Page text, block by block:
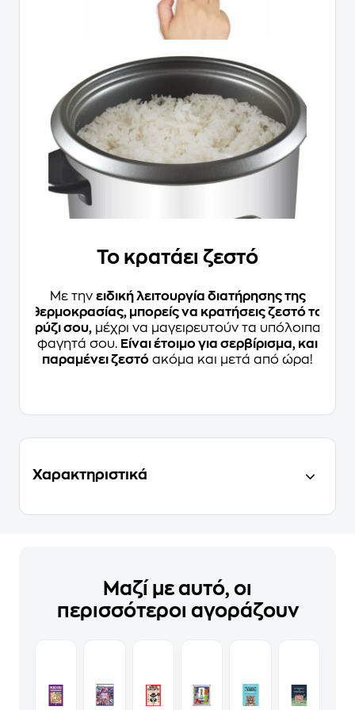
Το κρατάει ζεστό
Με την ειδική λειτουργία διατήρησης της
θερμοκρασίας, μπορείς να κρατήσεις ζεστό το
ρύζι σου, μέχρι να μαγειρευτούν τα υπόλοιπα
φαγητά σου. Είναι έτοιμο για σερβίρισμα, και
παραμένει ζεστό ακόμα και μετά από ώρα!
Χαρακτηριστικά
Μαζί με αυτό, οι
περισσότεροι αγοράζουν